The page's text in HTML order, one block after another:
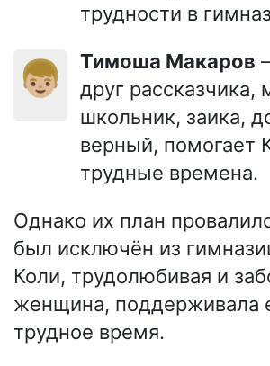
трудности в
👦🏼 Тимоша Макаров
друг рассказчика,
школьник, заика,
верный, помогает
трудные времена.
Однако их план
был исключён из
Коли, трудолюбивая и
женщина, поддерживала
трудное время.